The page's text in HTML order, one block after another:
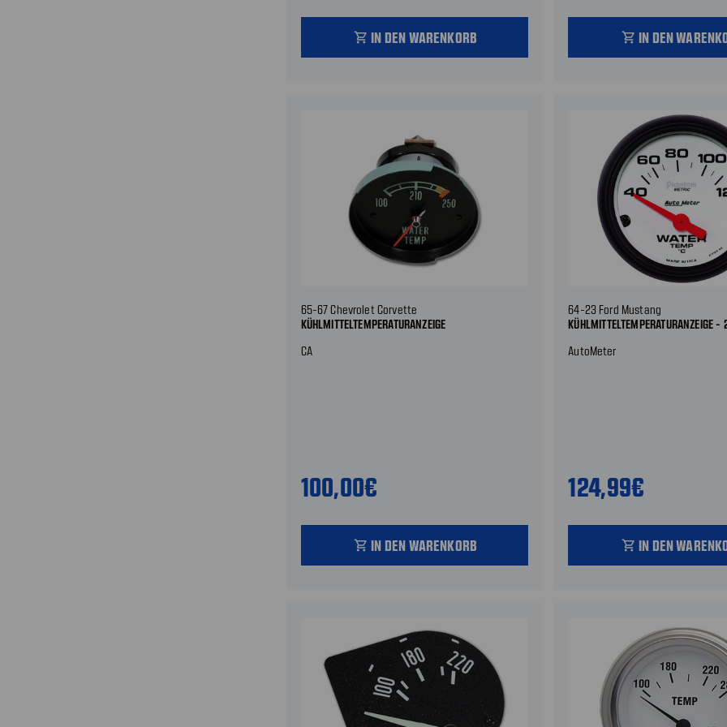
shopping_cart IN DEN WARENKORB shopping_cart IN DEN
65-67 Chevrolet Corvette
KÜHLMITTELTEMPERATURANZEIGE
CA
100,00€
shopping_cart IN DEN WARENKORB
64-23 Ford Mustang
KÜHLMITTELTEMPERATURANZEIGE
AutoMeter
124,99€
shopping_cart IN DEN